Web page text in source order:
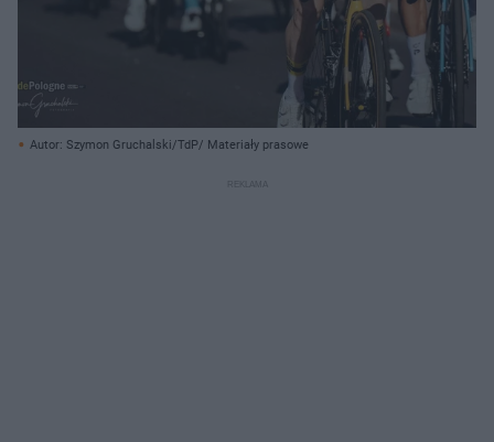
Autor: Szymon Gruchalski/TdP/ Materiały prasowe